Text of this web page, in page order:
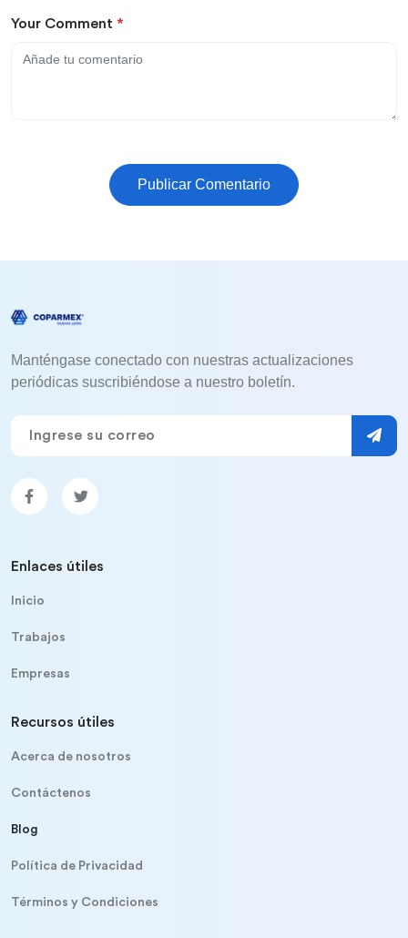
Your Comment *
Publicar Comentario
Manténgase conectado con nuestras actualizaciones
periódicas suscribiéndose a nuestro boletín.
Enlaces útiles
Inicio
Trabajos
Empresas
Recursos útiles
Acerca de nosotros
Contáctenos
Blog
Política de Privacidad
Términos y Condiciones